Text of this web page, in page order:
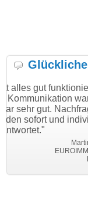
war
individuell
EUROIMMUN AG
i